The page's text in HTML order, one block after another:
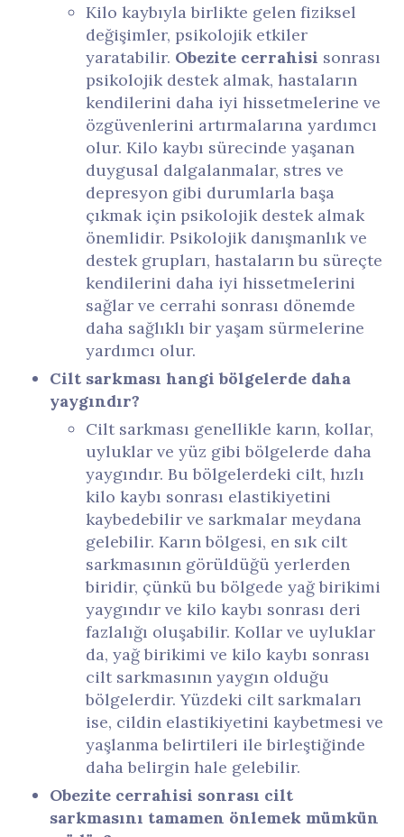
Kilo kaybıyla birlikte gelen fiziksel
değişimler, psikolojik etkiler
yaratabilir. Obezite cerrahisi sonrası
psikolojik destek almak, hastaların
kendilerini daha iyi hissetmelerine ve
özgüvenlerini artırmalarına yardımcı
olur. Kilo kaybı sürecinde yaşanan
duygusal dalgalanmalar, stres ve
depresyon gibi durumlarla başa
çıkmak için psikolojik destek almak
önemlidir. Psikolojik danışmanlık ve
destek grupları, hastaların bu süreçte
kendilerini daha iyi hissetmelerini
sağlar ve cerrahi sonrası dönemde
daha sağlıklı bir yaşam sürmelerine
yardımcı olur.
Cilt sarkması hangi bölgelerde daha
yaygındır?
Cilt sarkması genellikle karın, kollar,
uyluklar ve yüz gibi bölgelerde daha
yaygındır. Bu bölgelerdeki cilt, hızlı
kilo kaybı sonrası elastikiyetini
kaybedebilir ve sarkmalar meydana
gelebilir. Karın bölgesi, en sık cilt
sarkmasının görüldüğü yerlerden
biridir, çünkü bu bölgede yağ birikimi
yaygındır ve kilo kaybı sonrası deri
fazlalığı oluşabilir. Kollar ve uyluklar
da, yağ birikimi ve kilo kaybı sonrası
cilt sarkmasının yaygın olduğu
bölgelerdir. Yüzdeki cilt sarkmaları
ise, cildin elastikiyetini kaybetmesi ve
yaşlanma belirtileri ile birleştiğinde
daha belirgin hale gelebilir.
Obezite cerrahisi sonrası cilt
sarkmasını tamamen önlemek mümkün